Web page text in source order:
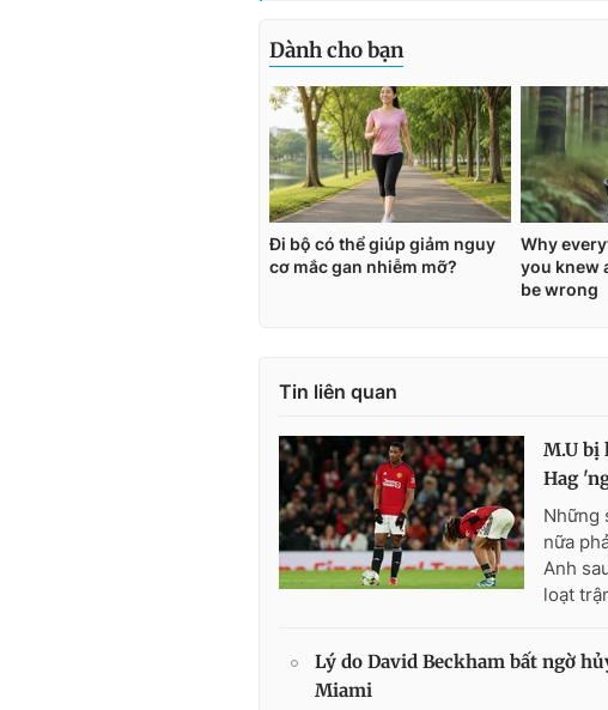
Tin liên quan
M.U bị
Hag
Những
nữa
Anh
loạt
Lý do David Beckham bất ngờ
Miami